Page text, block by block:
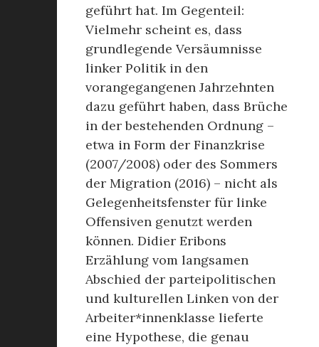
geführt hat. Im Gegenteil:
Vielmehr scheint es, dass
grundlegende Versäumnisse
linker Politik in den
vorangegangenen Jahrzehnten
dazu geführt haben, dass Brüche
in der bestehenden Ordnung –
etwa in Form der Finanzkrise
(2007/2008) oder des Sommers
der Migration (2016) – nicht als
Gelegenheitsfenster für linke
Offensiven genutzt werden
können. Didier Eribons
Erzählung vom langsamen
Abschied der parteipolitischen
und kulturellen Linken von der
Arbeiter*innenklasse lieferte
eine Hypothese, die genau